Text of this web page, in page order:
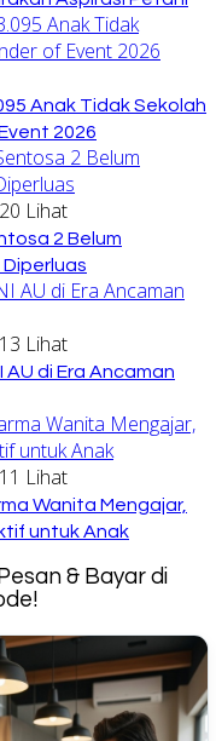
Anak Tidak Sekolah
2026
20 Lihat
2 Belum
13 Lihat
di Era Ancaman
11 Lihat
Wanita Mengajar,
untuk Anak
& Bayar di